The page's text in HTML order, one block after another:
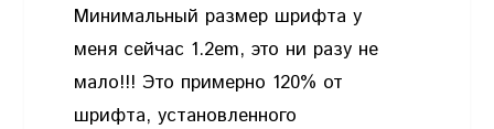
Минимальный размер шрифта у
меня сейчас 1.2em, это ни разу не
мало!!! Это примерно 120% от
шрифта, установленного